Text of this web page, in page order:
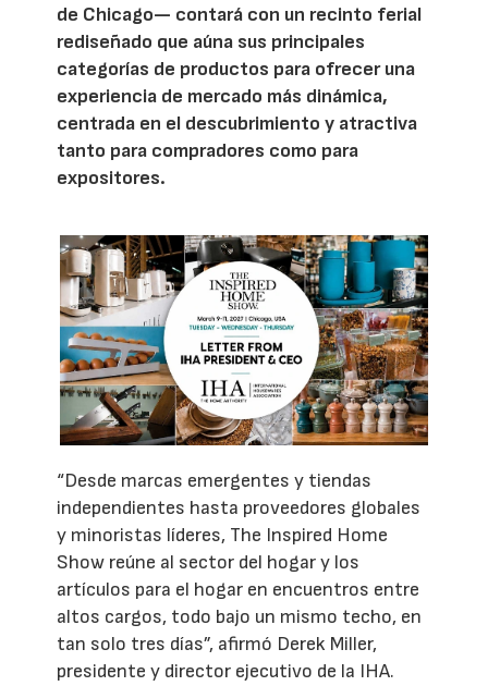
de Chicago— contará con un recinto ferial
rediseñado que aúna sus principales
categorías de productos para ofrecer una
experiencia de mercado más dinámica,
centrada en el descubrimiento y atractiva
tanto para compradores como para
expositores.
“Desde marcas emergentes y tiendas
independientes hasta proveedores globales
y minoristas líderes, The Inspired Home
Show reúne al sector del hogar y los
artículos para el hogar en encuentros entre
altos cargos, todo bajo un mismo techo, en
tan solo tres días”, afirmó Derek Miller,
presidente y director ejecutivo de la IHA.